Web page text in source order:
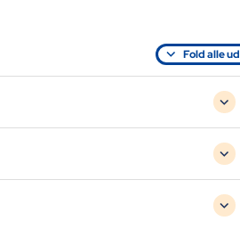
Fold alle ud